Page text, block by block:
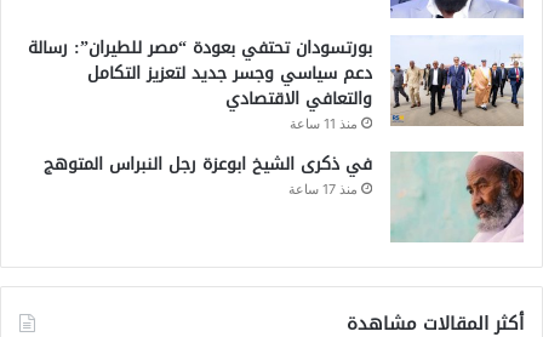
بورتسودان تحتفي بعودة “مصر للطيران”: رسالة
دعم سياسي وجسر جديد لتعزيز التكامل
والتعافي الاقتصادي
منذ 11 ساعة
في ذكرى الشيخ ابوعزة رجل النبراس المتوهج
منذ 17 ساعة
أكثر المقالات مشاهدة